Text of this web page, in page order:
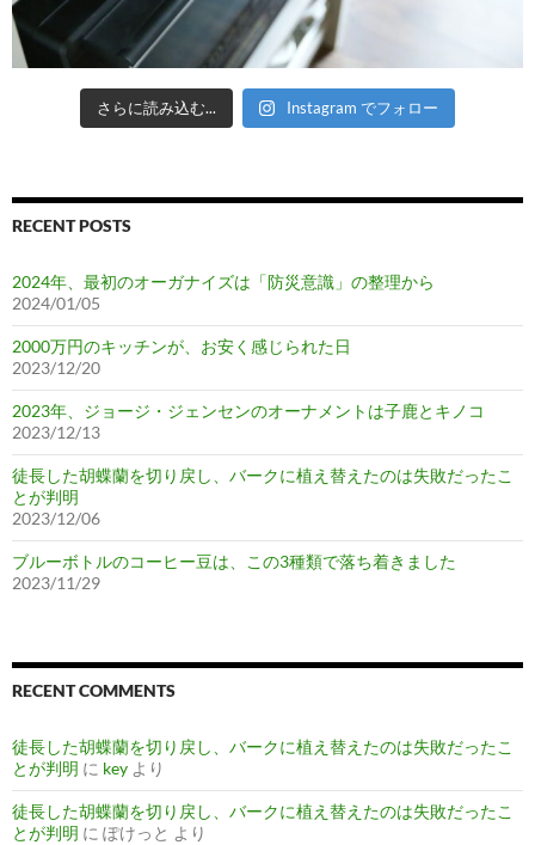
さらに読み込む... Instagram でフォロー
RECENT POSTS
2024年、最初のオーガナイズは「防災意識」の整理から
2024/01/05
2000万円のキッチンが、お安く感じられた日
2023/12/20
2023年、ジョージ・ジェンセンのオーナメントは子鹿とキノコ
2023/12/13
徒長した胡蝶蘭を切り戻し、バークに植え替えたのは失敗だったこ
とが判明
2023/12/06
ブルーボトルのコーヒー豆は、この3種類で落ち着きました
2023/11/29
RECENT COMMENTS
徒長した胡蝶蘭を切り戻し、バークに植え替えたのは失敗だったこ
とが判明 に key より
徒長した胡蝶蘭を切り戻し、バークに植え替えたのは失敗だったこ
とが判明 に ぽけっと より